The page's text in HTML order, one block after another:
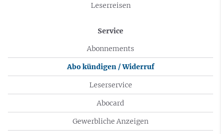
Leserreisen
Service
Abonnements
Abo kündigen / Widerruf
Leserservice
Abocard
Gewerbliche Anzeigen